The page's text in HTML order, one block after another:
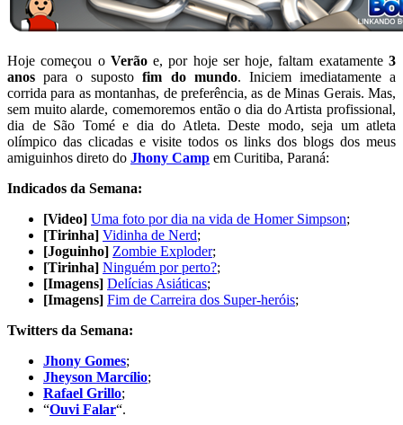
Hoje começou o Verãoe, por hoje ser hoje, faltam exatamente3
anos para o supostofim do mundo. Iniciem imediatamente a
corrida para as montanhas, de preferência, as de Minas Gerais. Mas,
sem muito alarde, comemoremos então o dia do Artista profissional,
dia de São Tomé e dia do Atleta. Deste modo, seja um atleta
olímpico das clicadas e visite todos os links dos blogs dos meus
amiguinhos direto do Jhony Camp em Curitiba, Paraná:
Indicados da Semana:
[Video] Uma foto por dia na vida de Homer Simpson;
[Tirinha] Vidinha de Nerd;
[Joguinho] Zombie Exploder;
[Tirinha] Ninguém por perto?;
[Imagens] Delícias Asiáticas;
[Imagens] Fim de Carreira dos Super-heróis;
Twitters da Semana:
Jhony Gomes;
Jheyson Marcílio;
Rafael Grillo;
“Ouvi Falar“.